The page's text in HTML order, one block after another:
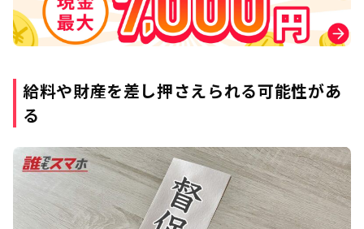
給料や財産を差し押さえられる可能性があ
る